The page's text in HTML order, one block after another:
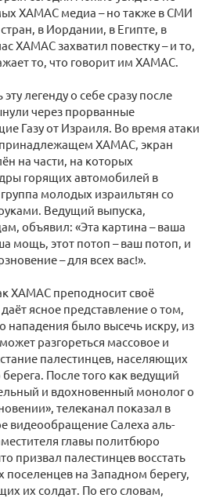
ХАМАС медиа – но также в СМИ
в Иордании, в Египте, в
ХАМАС захватил повестку – и то,
то, что говорит им ХАМАС.
легенду о себе сразу после
через прорванные
Газу от Израиля. Во время атаки
принадлежащем ХАМАС, экран
на части, на которых
горящих автомобилей в
молодых израильтян со
Ведущий выпуска,
объявил: «Эта картина – ваша
мощь, этот потоп – ваш потоп, и
– для всех вас!».
ХАМАС преподносит своё
ясное представление о том,
нападения было высечь искру, из
разгореться массовое и
палестинцев, населяющих
После того как ведущий
и вдохновенный монолог о
телеканал показал в
видеообращение Салеха аль-
главы политбюро
призвал палестинцев восстать
поселенцев на Западном берегу,
их солдат. По его словам,